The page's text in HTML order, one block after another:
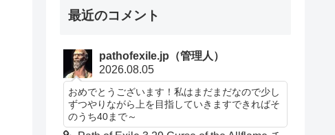
最近のコメント
pathofexile.jp（管理人）
2026.08.05
おめでとうございます！私はまだまだなので少し
ずつやりながら上を目指していきますできればそ
のうち40まで～